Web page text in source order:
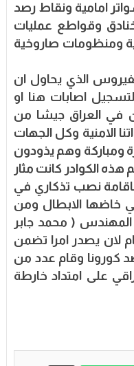
امامية ونقاط رصد
وقواطع عمليات
ومنظومات صاروخية
الذي يحاول ان
اصابات هنا او
في العراق جيشا من
الامنية وكل الجهات
ومباركة وهم يذودون
الكوادر كانت مثار
باقامة نصب تذكاري في
خاضها الابطال ومن
المهندس ( محمد جابر
لان يصدر امرا تضمن
كورونا وقام عدد من
على امتداد خارطة